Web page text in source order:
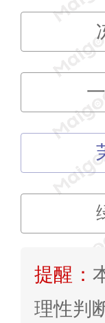
提醒：
理性判